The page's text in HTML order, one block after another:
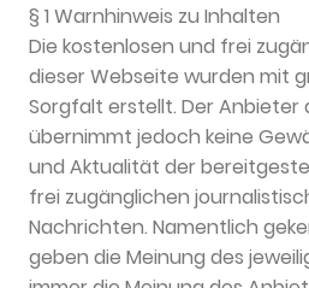
§ 1 Warnhinweis zu Inhalten
Die kostenlosen und frei
dieser Webseite wurden mit
Sorgfalt erstellt. Der Anbieter
übernimmt jedoch keine
und Aktualität der
frei zugänglichen
Nachrichten. Namentlich
geben die Meinung des